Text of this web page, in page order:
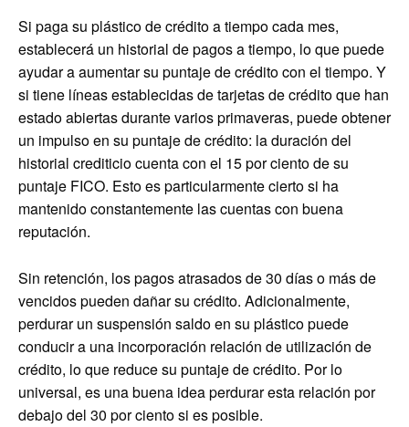
Si paga su plástico de crédito a tiempo cada mes,
establecerá un historial de pagos a tiempo, lo que puede
ayudar a aumentar su puntaje de crédito con el tiempo. Y
si tiene líneas establecidas de tarjetas de crédito que han
estado abiertas durante varios primaveras, puede obtener
un impulso en su puntaje de crédito: la duración del
historial crediticio cuenta con el 15 por ciento de su
puntaje FICO. Esto es particularmente cierto si ha
mantenido constantemente las cuentas con buena
reputación.
Sin retención, los pagos atrasados ​​de 30 días o más de
vencidos pueden dañar su crédito. Adicionalmente,
perdurar un suspensión saldo en su plástico puede
conducir a una incorporación relación de utilización de
crédito, lo que reduce su puntaje de crédito. Por lo
universal, es una buena idea perdurar esta relación por
debajo del 30 por ciento si es posible.